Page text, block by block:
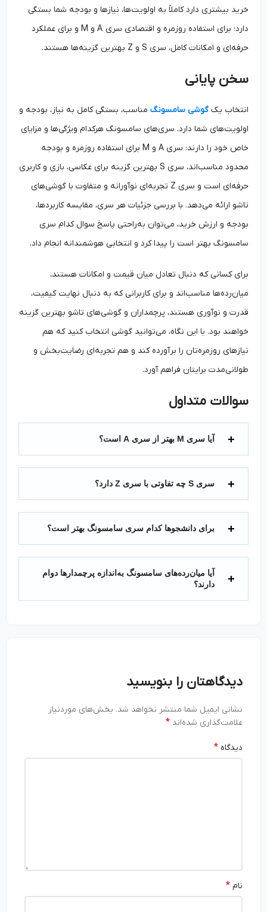
خرید بیشتری دارد کاملاً به اولویت‌ها، نیازها و بودجه شما بستگی
دارد؛ برای استفاده روزمره و اقتصادی سری A و M و برای عملکرد
حرفه‌ای و امکانات کامل، سری S و Z بهترین گزینه‌ها هستند.
سخن پایانی
انتخاب یکگوشی سامسونگمناسب، بستگی کامل به نیاز، بودجه و
اولویت‌های شما دارد. سری‌های سامسونگ هرکدام ویژگی‌ها و مزایای
خاص خود را دارند: سری A و M برای استفاده روزمره و بودجه
محدود مناسب‌اند، سری S بهترین گزینه برای عکاسی، بازی و کاربری
حرفه‌ای است و سری Z تجربه‌ای نوآورانه و متفاوت با گوشی‌های
تاشو ارائه می‌دهد. با بررسی جزئیات هر سری، مقایسه کاربردها،
بودجه و ارزش خرید، می‌توان به‌راحتی پاسخ سوال کدام سری
سامسونگ بهتر است را پیدا کرد و انتخابی هوشمندانه انجام داد.
برای کسانی که دنبال تعادل میان قیمت و امکانات هستند،
میان‌رده‌ها مناسب‌اند و برای کاربرانی که به دنبال نهایت کیفیت،
قدرت و نوآوری هستند، پرچمداران و گوشی‌های تاشو بهترین گزینه
خواهند بود. با این نگاه، می‌توانید گوشی‌ انتخاب کنید که هم
نیازهای روزمره‌تان را برآورده کند و هم تجربه‌ای رضایت‌بخش و
طولانی‌مدت برایتان فراهم آورد.
سوالات متداول
آیا سری M بهتر از سری A است؟
سری S چه تفاوتی با سری Z دارد؟
برای دانشجوها کدام سری سامسونگ بهتر است؟
آیا میان‌رده‌های سامسونگ به‌اندازه پرچمدارها دوام
دارند؟
دیدگاهتان را بنویسید
نشانی ایمیل شما منتشر نخواهد شد. بخش‌های موردنیاز
علامت‌گذاری شده‌اند*
دیدگاه*